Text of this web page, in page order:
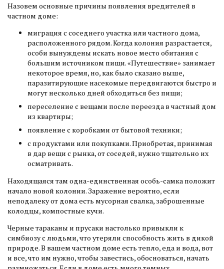
Назовем основные причины появления вредителей в
частном доме:
миграция с соседнего участка или частного дома,
расположенного рядом. Когда колония разрастается,
особи вынуждены искать новое место обитания с
большим источником пищи. «Путешествие» занимает
некоторое время, но, как было сказано выше,
паразитирующие насекомые передвигаются быстро и
могут несколько дней обходиться без пищи;
переселение с вещами после переезда в частный дом
из квартиры;
появление с коробками от бытовой техники;
с продуктами или покупками. Приобретая, принимая
в дар вещи с рынка, от соседей, нужно тщательно их
осматривать.
Находящаяся там одна-единственная особь-самка положит
начало новой колонии. Заражение вероятно, если
неподалеку от дома есть мусорная свалка, заброшенные
колодцы, компостные кучи.
Черные тараканы и прусаки настолько привыкли к
симбиозу с людьми, что утеряли способность жить в дикой
природе. В вашем частном доме есть тепло, еда и вода, вот
и все, что им нужно, чтобы завестись, обосноваться, начать